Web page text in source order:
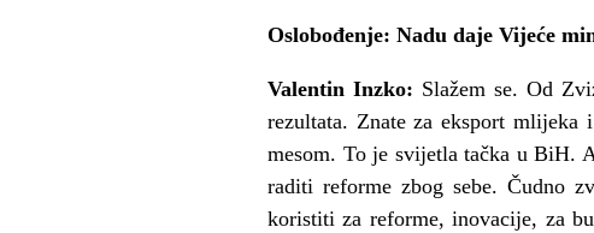
Oslobođenje: Nadu daje Vijeće
Valentin Inzko: Slažem se. Od
rezultata. Znate za eksport
mesom. To je svijetla tačka u BiH.
raditi reforme zbog sebe. Čudno
koristiti za reforme, inovacije, za